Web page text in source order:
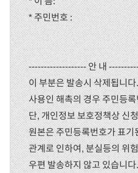
* 주민번호 :
------------------- 안 내
이 부분은 발송시 삭제됩니다.
사용인 해촉의 경우 주민등
단, 개인정보 보호정책상 신
원본은 주민등록번호가 표기
관계로 인하여, 분실등의 위
우편 발송하지 않고 있습니다.